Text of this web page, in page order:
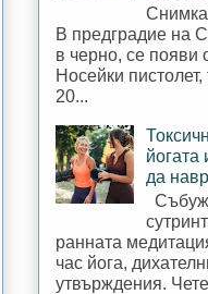
В предградие на
в черно, се появи
Носейки
20...
йогата
да
ранната
час йога,
утвърждения.